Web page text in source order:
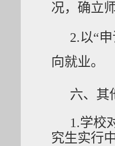
况，确立
2.以“
向就业。
六、其
1.学校
究生实行